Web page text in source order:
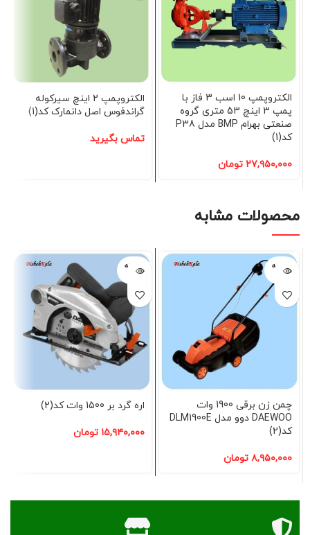
الکتروپمپ 10 اسب 3 فاز با
پمپ 3 اینچ 53 متری گروه
صنعتی بهرام BMP مدل P38
کد(1)
۲۷,۹۵۰,۰۰۰ تومان
الکتروپمپ 2 اینچ سیرکوله
گراندفوس اصل دانمارک کد(1)
تماس بگیرید
محصولات مشابه
فروخته
شده
چمن زن برقی 1900 وات
DAEWOO دوو مدل DLM1900E
کد(2)
۸,۹۵۰,۰۰۰ تومان
فروخته
شده
اره گرد بر 1500 وات کد(2)
۱۵,۹۴۰,۰۰۰ تومان